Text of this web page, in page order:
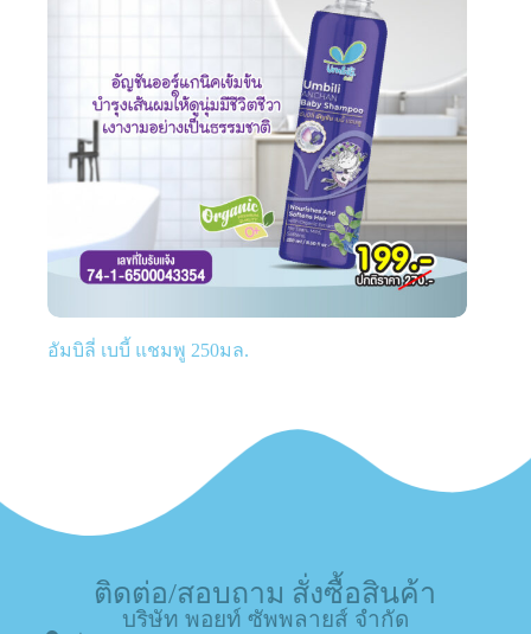
อัมบิลี่ เบบี้ แชมพู 250มล.
ติดต่อ/สอบถาม สั่งซื้อสินค้า
บริษัท พอยท์ ซัพพลายส์ จำกัด